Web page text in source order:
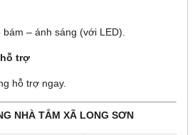
– ánh sáng (với LED).
trợ
hỗ trợ ngay.
NHÀ TẮM XÃ LONG SƠN